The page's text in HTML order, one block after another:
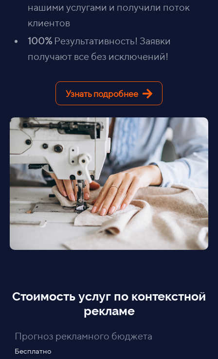
нашими услугами и получили поток
клиентов
100% Результативность! Заявки
получают все без исключений!
Узнать подробнее
Стоимость услуг по контекстной
рекламе
Прогноз рекламного бюджета
Бесплатно